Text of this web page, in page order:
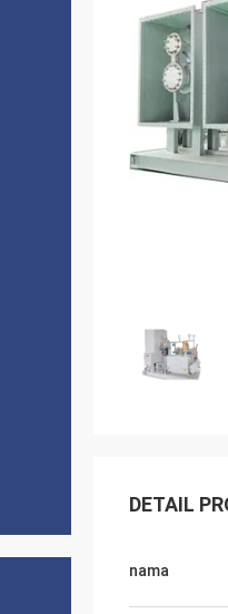
DETAIL
nama